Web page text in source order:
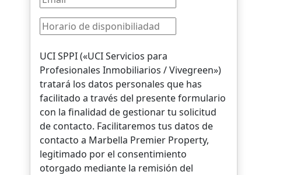
UCI SPPI («UCI Servicios para
Profesionales Inmobiliarios / Vivegreen»)
tratará los datos personales que has
facilitado a través del presente formulario
con la finalidad de gestionar tu solicitud
de contacto. Facilitaremos tus datos de
contacto a Marbella Premier Property,
legitimado por el consentimiento
otorgado mediante la remisión del